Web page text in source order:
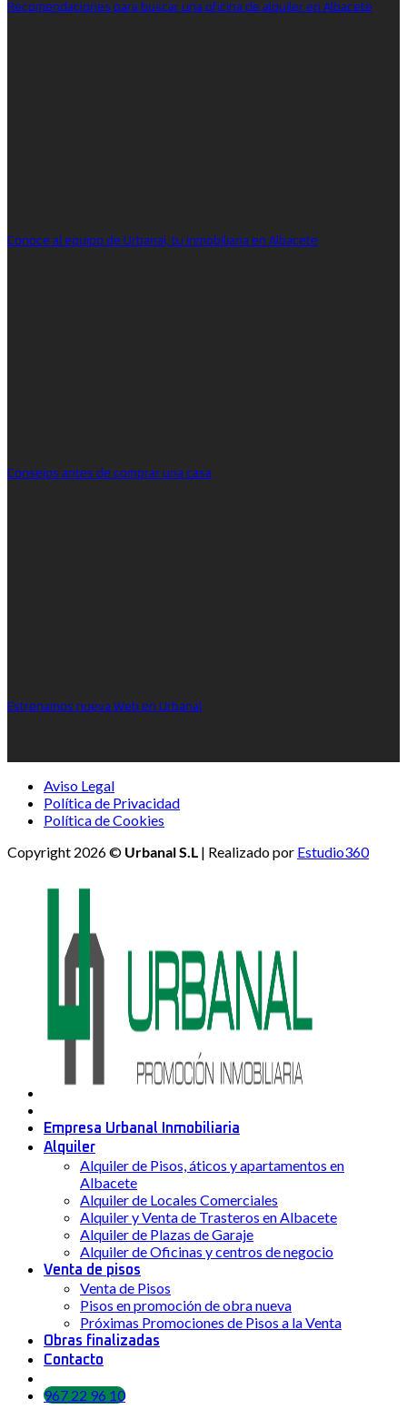
Recomendaciones para buscar una oficina de alquiler en Albacete
Conoce al equipo de Urbanal, tu inmobiliaria en Albacete
Consejos antes de comprar una casa
Estrenamos nueva Web en Urbanal
Aviso Legal
Política de Privacidad
Política de Cookies
Copyright 2026 © Urbanal S.L | Realizado por Estudio360
Empresa Urbanal Inmobiliaria
Alquiler
Alquiler de Pisos, áticos y apartamentos en
Albacete
Alquiler de Locales Comerciales
Alquiler y Venta de Trasteros en Albacete
Alquiler de Plazas de Garaje
Alquiler de Oficinas y centros de negocio
Venta de pisos
Venta de Pisos
Pisos en promoción de obra nueva
Próximas Promociones de Pisos a la Venta
Obras finalizadas
Contacto
967 22 96 10